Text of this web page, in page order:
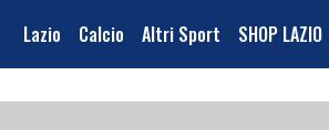
Lazio Calcio Altri Sport SHOP LAZIO